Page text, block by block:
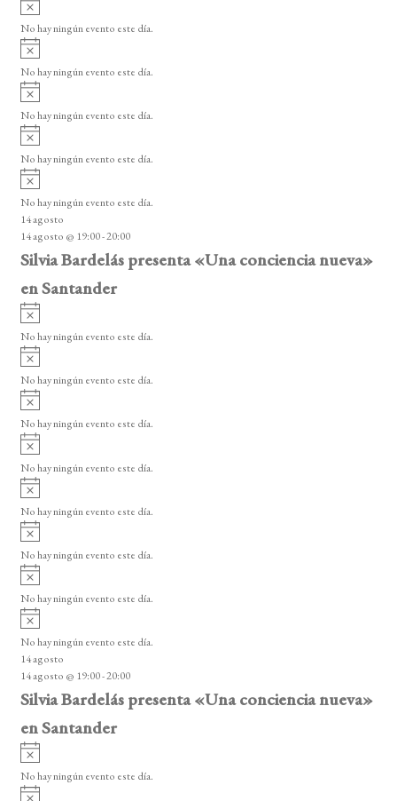
v
e
n
t
o
s
o
v
i
o
No hay ningún evento este día.
A
v
i
o
No hay ningún evento este día.
A
v
i
o
No hay ningún evento este día.
A
v
i
o
No hay ningún evento este día.
A
v
i
s
o
No hay ningún evento este día.
14 agosto
14 agosto @ 19:00-20:00
Silvia Bardelás presenta «Una conciencia nueva»
en Santander
A
v
i
o
No hay ningún evento este día.
A
v
i
o
No hay ningún evento este día.
A
v
i
o
No hay ningún evento este día.
A
v
i
o
No hay ningún evento este día.
A
v
i
o
No hay ningún evento este día.
A
v
i
o
No hay ningún evento este día.
A
v
i
o
No hay ningún evento este día.
A
v
i
s
o
No hay ningún evento este día.
14 agosto
14 agosto @ 19:00-20:00
Silvia Bardelás presenta «Una conciencia nueva»
en Santander
A
v
i
No hay ningún evento este día.
A